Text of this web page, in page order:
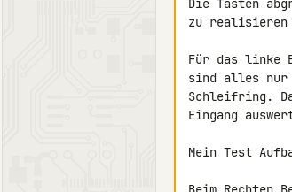
Die Tasten
zu
Für das linke
sind alles nur
Schleifring.
Eingang
Mein Test